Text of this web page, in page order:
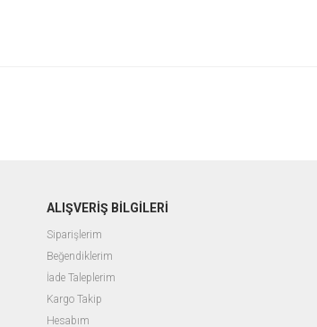
ALIŞVERİŞ BİLGİLERİ
Siparişlerim
Beğendiklerim
İade Taleplerim
Kargo Takip
Hesabım